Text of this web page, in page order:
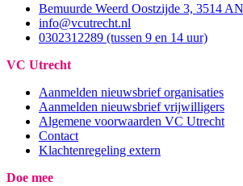
Bemuurde Weerd Oostzijde 3, 3514
info@vcutrecht.nl
0302312289 (tussen 9 en 14 uur)
VC Utrecht
Aanmelden nieuwsbrief organisaties
Aanmelden nieuwsbrief vrijwilligers
Algemene voorwaarden VC Utrecht
Contact
Klachtenregeling extern
Doe mee